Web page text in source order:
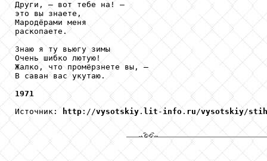
Други, — вот тебе на! —
это вы знаете,
Мародёрами меня
раскопаете.
Знаю я ту вьюгу зимы
Очень шибко лютую!
Жалко, что промёрзнете вы, —
В саван вас укутаю.
1971
Источник:
http ://vysotskiy . lit -info . ru/vysotskiy/